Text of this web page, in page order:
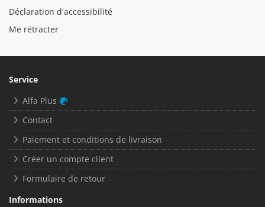
Déclaration d'accessibilité
Me rétracter
Service
Alfa Plus
Contact
Paiement et conditions de livraison
Créer un compte client
Formulaire de retour
Informations